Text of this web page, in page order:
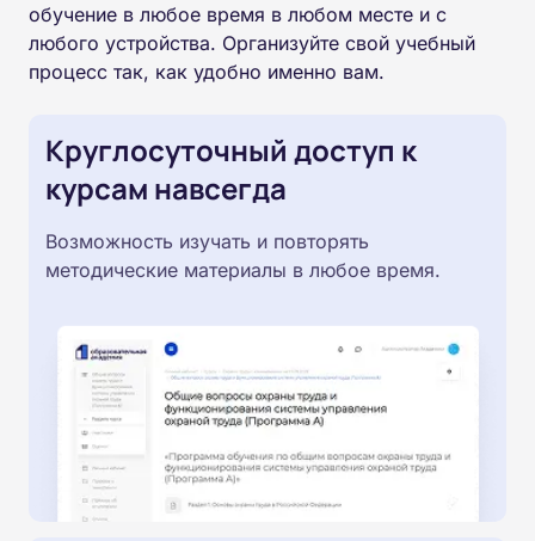
обучение в любое время в любом месте и с
любого устройства. Организуйте свой учебный
процесс так, как удобно именно вам.
Круглосуточный доступ к
курсам навсегда
Возможность изучать и повторять
методические материалы в любое время.